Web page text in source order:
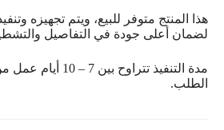
هذا المنتج متوفر للبيع، ويتم تجهيزه
لضمان أعلى جودة في التفاصيل
مدة التنفيذ تتراوح بين
الطلب.